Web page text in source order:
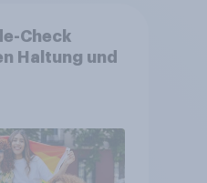
Check
Haltung und